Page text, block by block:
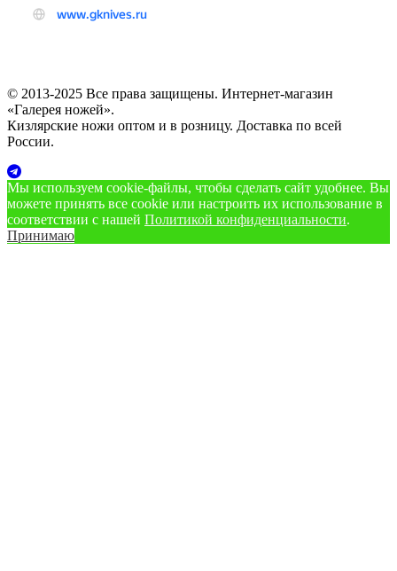
© 2013-2025 Все права защищены. Интернет-магазин
«Галерея ножей».
Кизлярские ножи оптом и в розницу. Доставка по всей
России.
Мы используем cookie‑файлы, чтобы сделать сайт удобнее. Вы
можете принять все cookie или настроить их использование в
соответствии с нашей Политикой конфиденциальности.
Принимаю